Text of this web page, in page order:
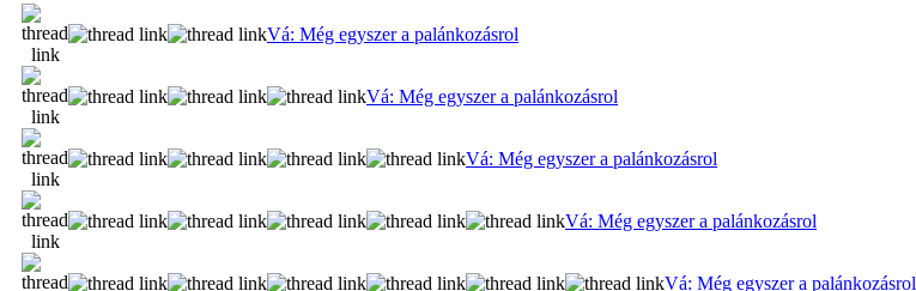
Vá: Még egyszer a palánkozásrol
Vá: Még egyszer a palánkozásrol
Vá: Még egyszer a palánkozásrol
Vá: Még egyszer a palánkozásrol
Vá: Még egyszer a palánkozásrol